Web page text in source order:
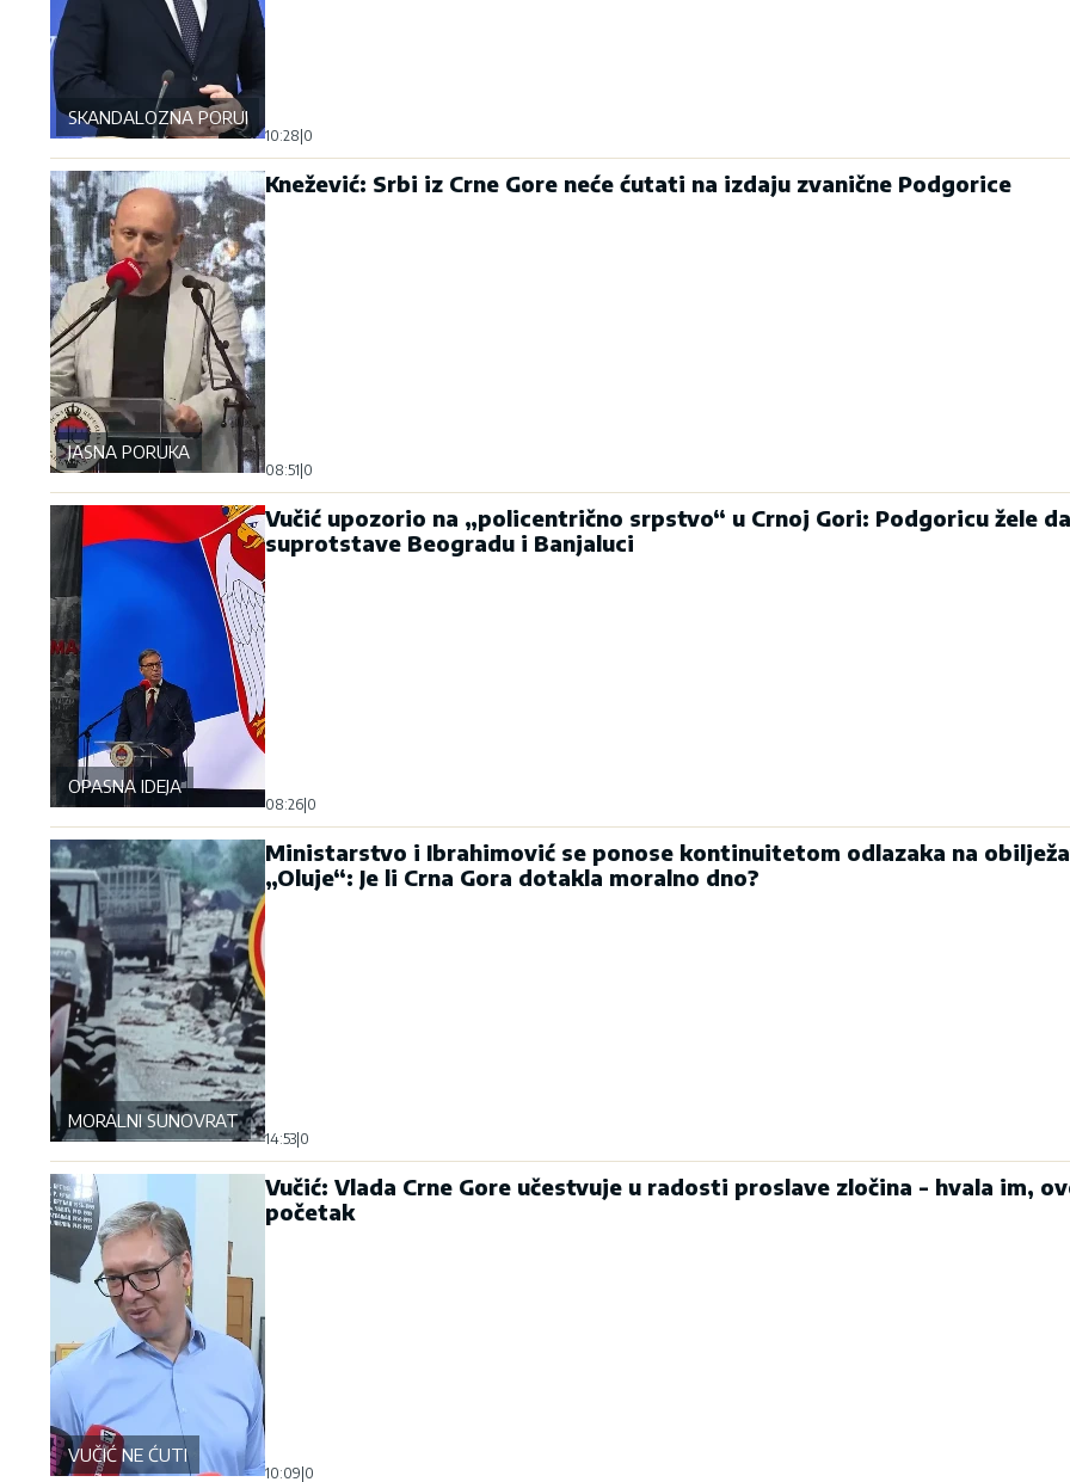
SKANDALOZNA PORUKA
10:28|0
JASNA PORUKA
Knežević: Srbi iz Crne Gore neće ćutati na izdaju zvanične Podgorice
08:51|0
OPASNA IDEJA
Vučić upozorio na „policentrično srpstvo“ u Crnoj Gori: Podgoricu žele da
suprotstave Beogradu i Banjaluci
08:26|0
MORALNI SUNOVRAT
Ministarstvo i Ibrahimović se ponose kontinuitetom odlazaka na
„Oluje“: Je li Crna Gora dotakla moralno dno?
14:53|0
VUČIĆ NE ĆUTI
Vučić: Vlada Crne Gore učestvuje u radosti proslave zločina - hvala im,
početak
10:09|0